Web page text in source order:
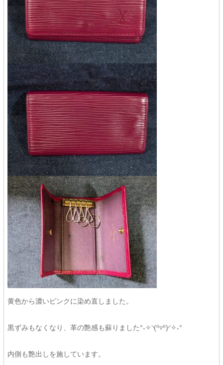
黄色から濃いピンクに染め直しました。
黒ずみもなくなり、革の艶感も蘇りました°˖✧◝(⁰▿⁰)◜✧˖°
内側も艶出しを施しています。